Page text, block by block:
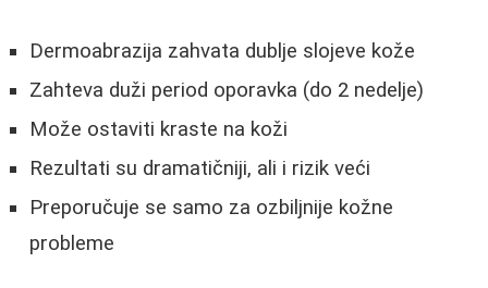
Dermoabrazija zahvata dublje slojeve kože
Zahteva duži period oporavka (do 2 nedelje)
Može ostaviti kraste na koži
Rezultati su dramatičniji, ali i rizik veći
Preporučuje se samo za ozbiljnije kožne
probleme